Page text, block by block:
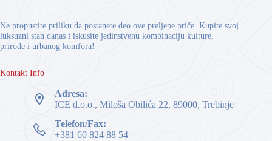
Ne propustite priliku da postanete deo ove preljepe priče. Kupite svoj
luksuzni stan danas i iskusite jedinstvenu kombinaciju kulture,
prirode i urbanog komfora!
Kontakt Info
Adresa:
ICE d.o.o., Miloša Obilića 22, 89000, Trebinje
Telefon/Fax:
+381 60 824 88 54